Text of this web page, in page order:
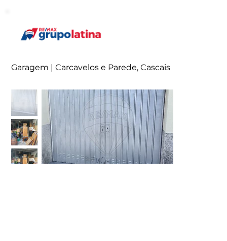
Garagem | Carcavelos e Parede, Cascais